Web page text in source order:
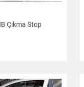
Çıkma Stop